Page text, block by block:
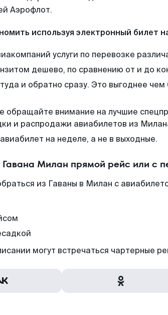
Аэрофлот.
используя электронный билет
услуги по перевозке
дешево, по сравнению от и до
и обратно сразу. Это выгоднее
обращайте внимание на лучшие
и распродажи авиабилетов из
на неделе, а не в выходные.
Милан прямой рейс или с
из Гаваны в Милан с
могут встречаться чартерные